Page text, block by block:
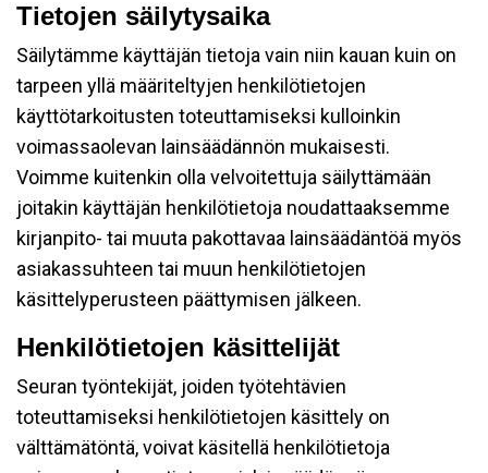
Tietojen säilytysaika
Säilytämme käyttäjän tietoja vain niin kauan kuin on
tarpeen yllä määriteltyjen henkilötietojen
käyttötarkoitusten toteuttamiseksi kulloinkin
voimassaolevan lainsäädännön mukaisesti.
Voimme kuitenkin olla velvoitettuja säilyttämään
joitakin käyttäjän henkilötietoja noudattaaksemme
kirjanpito- tai muuta pakottavaa lainsäädäntöä myös
asiakassuhteen tai muun henkilötietojen
käsittelyperusteen päättymisen jälkeen.
Henkilötietojen käsittelijät
Seuran työntekijät, joiden työtehtävien
toteuttamiseksi henkilötietojen käsittely on
välttämätöntä, voivat käsitellä henkilötietoja